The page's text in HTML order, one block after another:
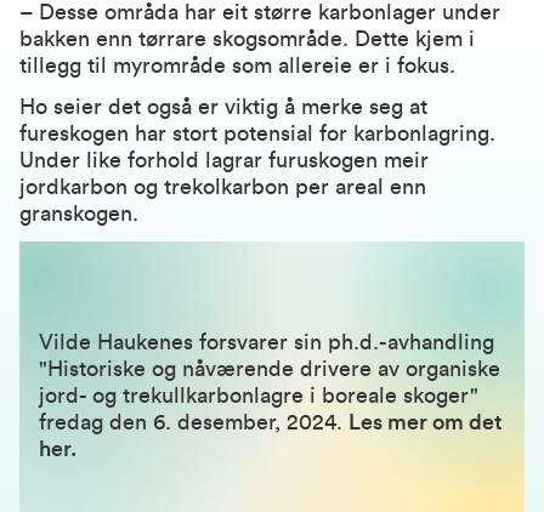
– Desse områda har eit større karbonlager under
bakken enn tørrare skogsområde. Dette kjem i
tillegg til myrområde som allereie er i fokus.
Ho seier det også er viktig å merke seg at
fureskogen har stort potensial for karbonlagring.
Under like forhold lagrar furuskogen meir
jordkarbon og trekolkarbon per areal enn
granskogen.
Vilde Haukenes forsvarer sin ph.d.-avhandling
"Historiske og nåværende drivere av organiske
jord- og trekullkarbonlagre i boreale skoger"
fredag den 6. desember, 2024. Les mer om det
her.